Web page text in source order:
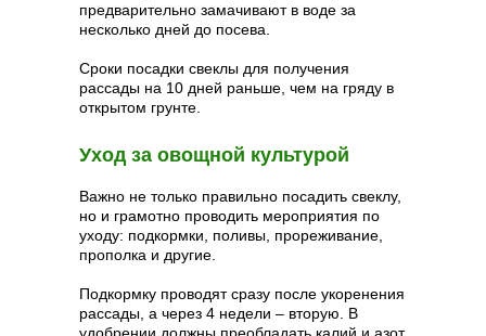
предварительно замачивают в воде за
несколько дней до посева.
Сроки посадки свеклы для получения
рассады на 10 дней раньше, чем на гряду в
открытом грунте.
Уход за овощной культурой
Важно не только правильно посадить свеклу,
но и грамотно проводить мероприятия по
уходу: подкормки, поливы, прореживание,
прополка и другие.
Подкормку проводят сразу после укоренения
рассады, а через 4 недели – вторую. В